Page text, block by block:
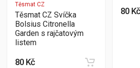
Těsmat CZ
Těsmat CZ Svíčka
Bolsius Citronella
Garden s rajčatovým
listem
80 Kč
80 Kč